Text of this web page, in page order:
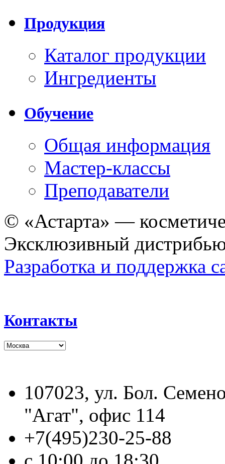
Продукция
Каталог продукции
Ингредиенты
Обучение
Общая информация
Мастер-классы
Преподаватели
© «Астарта» —
Эксклюзивный
Разработка и поддержка
Контакты
107023, ул. Бол.
"Агат", офис 114
+7(495)230-25-88